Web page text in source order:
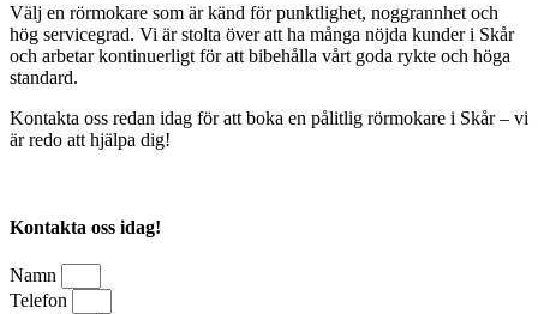
Välj en rörmokare som är känd för punktlighet, noggrannhet och
hög servicegrad. Vi är stolta över att ha många nöjda kunder i Skår
och arbetar kontinuerligt för att bibehålla vårt goda rykte och höga
standard.
Kontakta oss redan idag för att boka en pålitlig rörmokare i Skår – vi
är redo att hjälpa dig!
Kontakta oss idag!
Namn
Telefon